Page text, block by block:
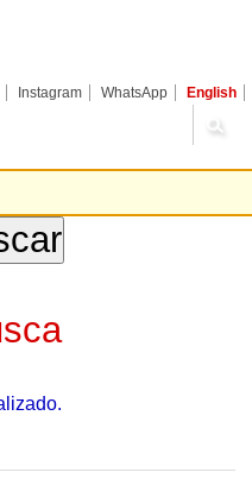
Instagram WhatsApp English